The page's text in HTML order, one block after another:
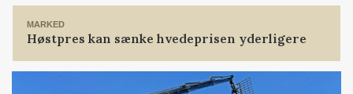
MARKED
Høstpres kan sænke hvedeprisen yderligere